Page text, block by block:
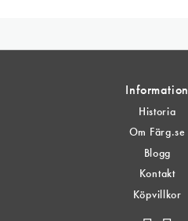
Information
Historia
Om Färg.se
Blogg
Kontakt
Köpvillkor